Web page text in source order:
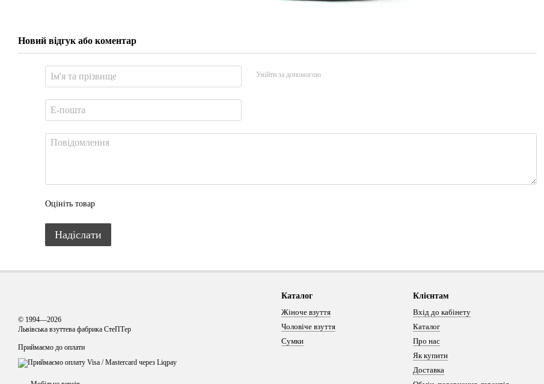
Новий відгук або коментар
Увійти за допомогою
Оцініть товар
Надіслати
© 1994—2026
Львівська взуттева фабрика СтеПТер
Приймаємо до оплати
Каталог
Жіноче взуття
Чоловіче взуття
Сумки
Клієнтам
Вхід до кабінету
Каталог
Про нас
Як купити
Доставка